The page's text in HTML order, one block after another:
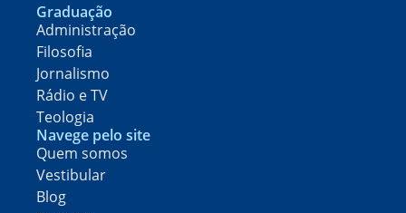
Graduação
Administração
Filosofia
Jornalismo
Rádio e TV
Teologia
Navege pelo site
Quem somos
Vestibular
Blog